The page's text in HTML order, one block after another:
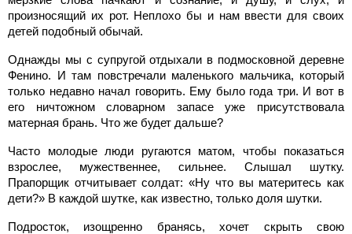
произносящий их рот. Неплохо бы и нам ввести для своих
детей подобный обычай.
Однажды мы с супругой отдыхали в подмосковной деревне
Фенино. И там повстречали маленького мальчика, который
только недавно начал говорить. Ему было года три. И вот в
его ничтожном словарном запасе уже присутствовала
матерная брань. Что же будет дальше?
Часто молодые люди ругаются матом, чтобы показаться
взрослее, мужественнее, сильнее. Слышал шутку.
Прапорщик отчитывает солдат: «Ну что вы материтесь как
дети?» В каждой шутке, как известно, только доля шутки.
Подросток, изощренно бранясь, хочет скрыть свою